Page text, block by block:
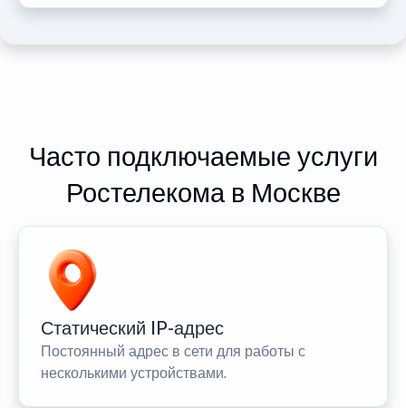
Часто подключаемые услуги
Ростелекома в Москве
Статический IP-адрес
Постоянный адрес в сети для работы с
несколькими устройствами.